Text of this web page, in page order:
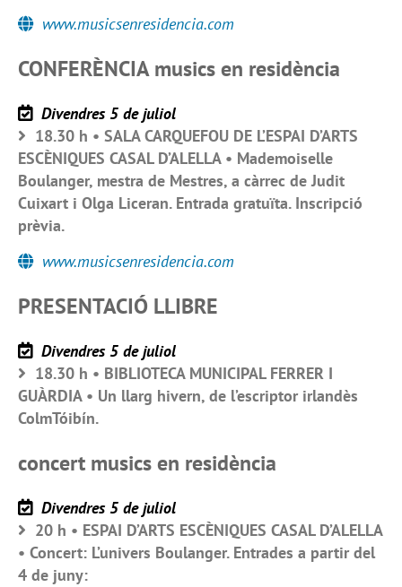
www.musicsenresidencia.com
CONFERÈNCIA musics en residència
Divendres 5 de juliol
18.30 h • SALA CARQUEFOU DE L’ESPAI D’ARTS
ESCÈNIQUES CASAL D’ALELLA • Mademoiselle
Boulanger, mestra de Mestres, a càrrec de Judit
Cuixart i Olga Liceran. Entrada gratuïta. Inscripció
prèvia.
www.musicsenresidencia.com
PRESENTACIÓ LLIBRE
Divendres 5 de juliol
18.30 h • BIBLIOTECA MUNICIPAL FERRER I
GUÀRDIA • Un llarg hivern, de l’escriptor irlandès
ColmTóibín.
concert musics en residència
Divendres 5 de juliol
20 h • ESPAI D’ARTS ESCÈNIQUES CASAL D’ALELLA
• Concert: L’univers Boulanger. Entrades a partir del
4 de juny: